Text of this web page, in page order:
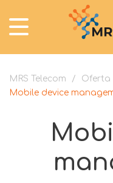
MRS Telecom / Oferta
Mobile device